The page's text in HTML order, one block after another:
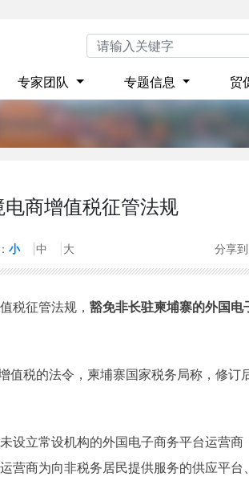
专家团队 专题信息 贸
商增值税征管法规
小 中 大 分享到
税征管法规， 豁免非长驻柬埔寨的外国电
税的法令，柬埔寨国家税务局称，修订
设立常设机构的外国电子商务平台运营商
营商为向非税务居民提供服务的供应平台